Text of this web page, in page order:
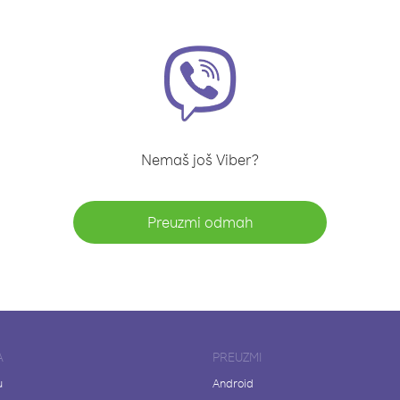
Nemaš još Viber?
Preuzmi odmah
PREUZMI
Android